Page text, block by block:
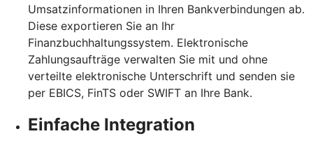
Umsatzinformationen in Ihren Bankverbindungen ab.
Diese exportieren Sie an Ihr
Finanzbuchhaltungssystem. Elektronische
Zahlungsaufträge verwalten Sie mit und ohne
verteilte elektronische Unterschrift und senden sie
per EBICS, FinTS oder SWIFT an Ihre Bank.
Einfache Integration